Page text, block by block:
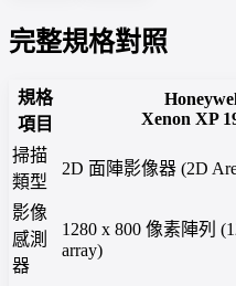
完整規格對照
規格
項目
Xenon XP
掃描
類型
2D 面陣影像器 (2D
影像
感測
器
1280 x 800 像素陣列
array)